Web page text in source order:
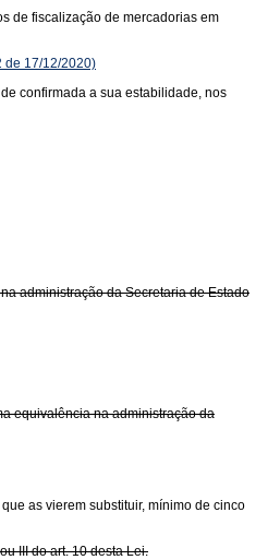
de fiscalização de mercadorias em
de 17/12/2020)
confirmada a sua estabilidade, nos
administração da Secretaria de Estado
equivalência na administração da
as vierem substituir, mínimo de cinco
III do art. 10 desta Lei.